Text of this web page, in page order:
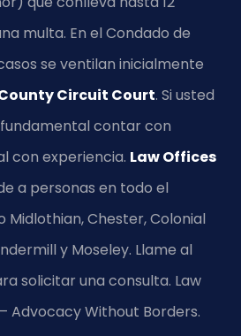
multa. En el Condado de
se ventilan inicialmente
Circuit Court. Si usted
fundamental contar con
con experiencia. Law Offices
a personas en todo el
Midlothian, Chester, Colonial
y Moseley. Llame al
solicitar una consulta. Law
– Advocacy Without Borders.